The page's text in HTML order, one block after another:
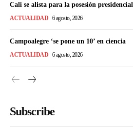
Cali se alista para la posesión presidencial
ACTUALIDAD 6 agosto, 2026
Campoalegre ‘se pone un 10’ en ciencia
ACTUALIDAD 6 agosto, 2026
Subscribe